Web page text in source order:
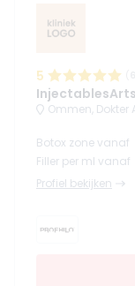
5
Ommen,
Botox zone vanaf
Filler per ml vanaf
Profiel bekijken